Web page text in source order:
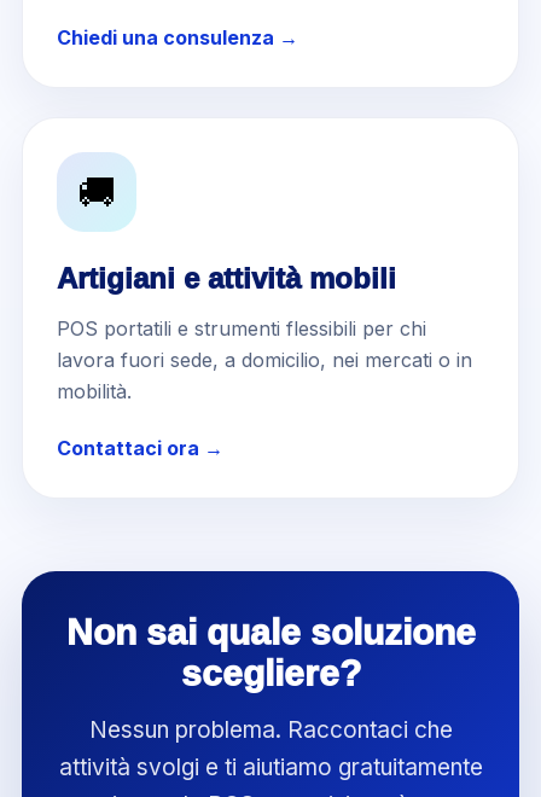
Chiedi una consulenza →
🚚
Artigiani e attività mobili
POS portatili e strumenti flessibili per chi
lavora fuori sede, a domicilio, nei mercati o in
mobilità.
Contattaci ora →
Non sai quale soluzione
scegliere?
Nessun problema. Raccontaci che
attività svolgi e ti aiutiamo gratuitamente